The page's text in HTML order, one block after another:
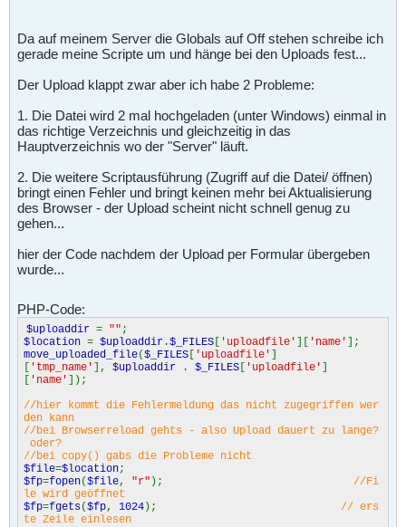
Da auf meinem Server die Globals auf Off stehen schreibe ich
gerade meine Scripte um und hänge bei den Uploads fest...
Der Upload klappt zwar aber ich habe 2 Probleme:
1. Die Datei wird 2 mal hochgeladen (unter Windows) einmal in
das richtige Verzeichnis und gleichzeitig in das
Hauptverzeichnis wo der "Server" läuft.
2. Die weitere Scriptausführung (Zugriff auf die Datei/ öffnen)
bringt einen Fehler und bringt keinen mehr bei Aktualisierung
des Browser - der Upload scheint nicht schnell genug zu
gehen...
hier der Code nachdem der Upload per Formular übergeben
wurde...
PHP-Code:
$uploaddir = "" ;
$location = $uploaddir .$_FILES [ 'uploadfile' ][ 'name' ];
move_uploaded_file($_FILES [ 'uploadfile' ]
[ 'tmp_name' ], $uploaddir . $_FILES [ 'uploadfile' ]
[ 'name' ]);
//hier kommt die Fehlermeldung das nicht zugegriffen wer
den kann
//bei Browserreload gehts - also Upload dauert zu lange?
oder?
//bei copy() gabs die Probleme nicht
$file=$location;
$fp=fopen($file, "r" ); //Fi
le wird geöffnet
$fp=fgets($fp, 1024); // ers
te Zeile einlesen